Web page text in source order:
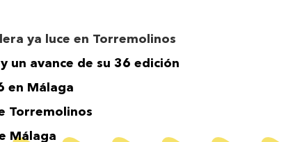
ya luce en Torremolinos
un avance de su 36 edición
en Málaga
Torremolinos
Málaga